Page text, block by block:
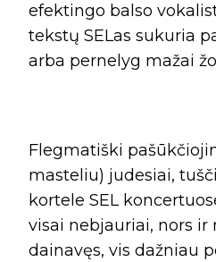
efektingo balso
tekstų SELas sukuria
arba pernelyg mažai
Flegmatiški
masteliu) judesiai,
kortele SEL
visai nebjauriai, nors ir
dainavęs, vis dažniau